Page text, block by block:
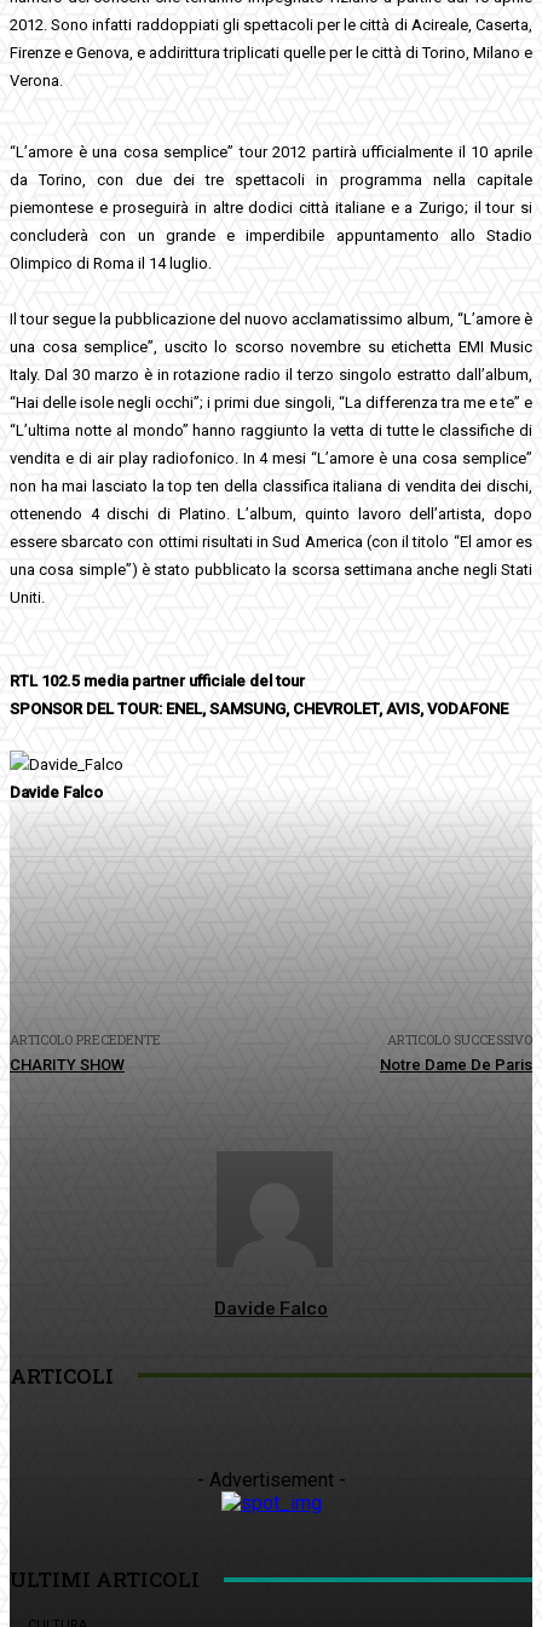
2012. Sono infatti raddoppiati gli spettacoli per le città di Acireale, Caserta,
Firenze e Genova, e addirittura triplicati quelle per le città di Torino, Milano e
Verona.
“L’amore è una cosa semplice” tour 2012 partirà ufficialmente il 10 aprile
da Torino, con due dei tre spettacoli in programma nella capitale
piemontese e proseguirà in altre dodici città italiane e a Zurigo; il tour si
concluderà con un grande e imperdibile appuntamento allo Stadio
Olimpico di Roma il 14 luglio.
Il tour segue la pubblicazione del nuovo acclamatissimo album, “L’amore è
una cosa semplice”, uscito lo scorso novembre su etichetta EMI Music
Italy. Dal 30 marzo è in rotazione radio il terzo singolo estratto dall’album,
“Hai delle isole negli occhi”; i primi due singoli, “La differenza tra me e te” e
“L’ultima notte al mondo” hanno raggiunto la vetta di tutte le classifiche di
vendita e di air play radiofonico. In 4 mesi “L’amore è una cosa semplice”
non ha mai lasciato la top ten della classifica italiana di vendita dei dischi,
ottenendo 4 dischi di Platino. L’album, quinto lavoro dell’artista, dopo
essere sbarcato con ottimi risultati in Sud America (con il titolo “El amor es
una cosa simple”) è stato pubblicato la scorsa settimana anche negli Stati
Uniti.
RTL 102.5 media partner ufficiale del tour
SPONSOR DEL TOUR: ENEL, SAMSUNG, CHEVROLET, AVIS, VODAFONE
Davide Falco
ARTICOLO PRECEDENTE
CHARITY SHOW
ARTICOLO SUCCESSIVO
Notre Dame De Paris
Davide Falco
ARTICOLI
- Advertisement -
ULTIMI ARTICOLI